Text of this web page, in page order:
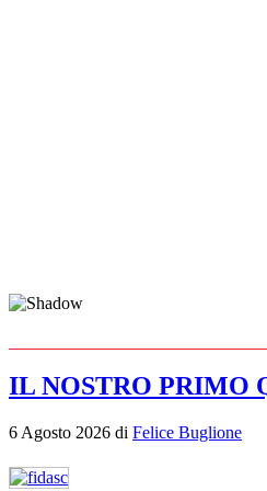
IL NOSTRO PRIMO
6 Agosto 2026 di Felice Buglione